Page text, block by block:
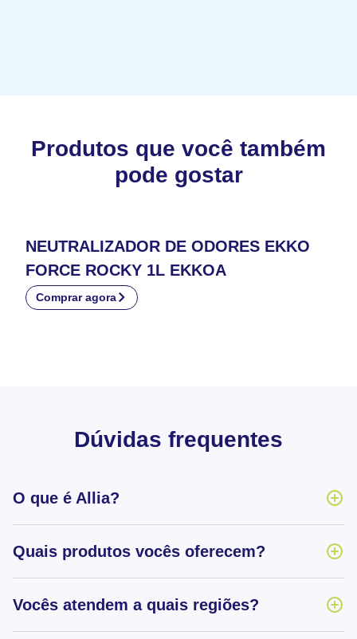
Produtos que você também
pode gostar
NEUTRALIZADOR DE ODORES EKKO
FORCE ROCKY 1L EKKOA
Comprar agora
Dúvidas frequentes
O que é Allia?
Quais produtos vocês oferecem?
Vocês atendem a quais regiões?